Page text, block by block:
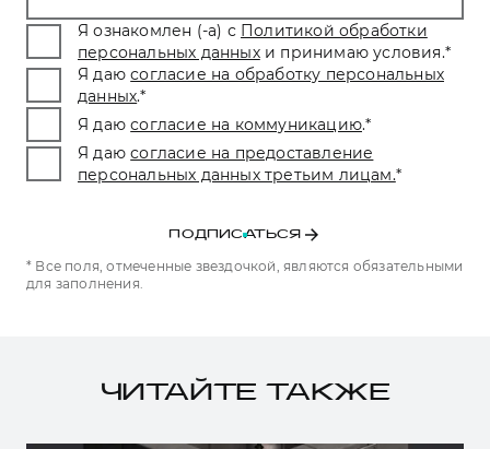
Я ознакомлен (-а) с Политикой обработки
персональных данных и принимаю условия.*
Я даю согласие на обработку персональных
данных.*
Я даю согласие на коммуникацию.*
Я даю согласие на предоставление
персональных данных третьим лицам.*
ПОДПИСАТЬСЯ
* Все поля, отмеченные звездочкой, являются обязательными
для заполнения.
ЧИТАЙТЕ ТАКЖЕ